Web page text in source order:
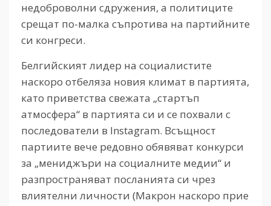
недоброволни сдружения, а политиците
срещат по-малка съпротива на партийните
си конгреси.
Белгийският лидер на социалистите
наскоро отбеляза новия климат в партията,
като приветства свежата „стартъп
атмосфера“ в партията си и се похвали с
последователи в Instagram. Всъщност
партиите вече редовно обявяват конкурси
за „мениджъри на социалните медии“ и
разпространяват посланията си чрез
влиятелни личности (Макрон наскоро прие